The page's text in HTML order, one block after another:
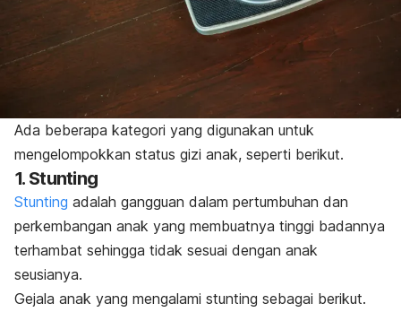
Ada beberapa kategori yang digunakan untuk
mengelompokkan status gizi anak, seperti berikut.
1. Stunting
Stunting adalah gangguan dalam pertumbuhan dan
perkembangan anak yang membuatnya tinggi badannya
terhambat sehingga tidak sesuai dengan anak
seusianya.
Gejala anak yang mengalami stunting sebagai berikut.